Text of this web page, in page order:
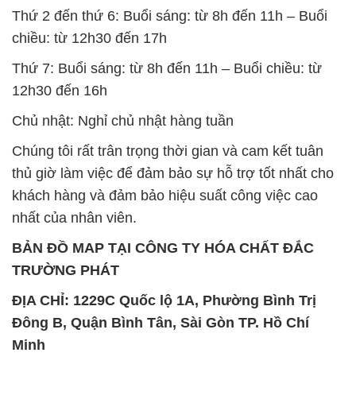
Thứ 2 đến thứ 6: Buổi sáng: từ 8h đến 11h – Buổi
chiều: từ 12h30 đến 17h
Thứ 7: Buổi sáng: từ 8h đến 11h – Buổi chiều: từ
12h30 đến 16h
Chủ nhật: Nghỉ chủ nhật hàng tuần
Chúng tôi rất trân trọng thời gian và cam kết tuân
thủ giờ làm việc để đảm bảo sự hỗ trợ tốt nhất cho
khách hàng và đảm bảo hiệu suất công việc cao
nhất của nhân viên.
BẢN ĐỒ MAP TẠI CÔNG TY HÓA CHẤT ĐẮC
TRƯỜNG PHÁT
ĐỊA CHỈ: 1229C Quốc lộ 1A, Phường Bình Trị
Đông B, Quận Bình Tân, Sài Gòn TP. Hồ Chí
Minh